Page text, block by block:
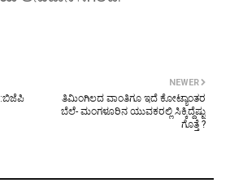
NEWER
ತಿಮಿಂಗಿಲದ ವಾಂತಿಗೂ ಇದೆ ಕೋಟ್ಯಾಂತರ
ಬೆಲೆ- ಮಂಗಳೂರಿನ ಯುವಕರಲ್ಲಿ ಸಿಕ್ಕಿದ್ದೆಷ್ಟು
ಗೊತ್ತೆ ?